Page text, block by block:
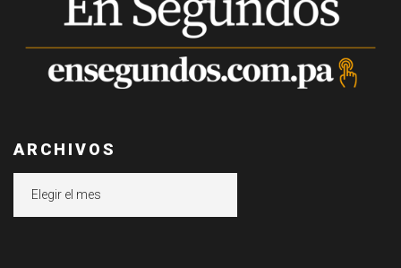
ARCHIVOS